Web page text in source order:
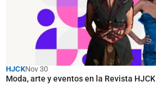
HJCKNov 30
Moda, arte y eventos en la Revista HJCK